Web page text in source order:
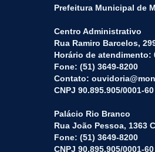
Prefeitura Municipal de
Centro Administrativo
Rua Ramiro Barcelos,
Horário de atendimento:
Fone: (51) 3649-8200
Contato:
CNPJ 90.895.905/0001-60
Palácio Rio Branco
Rua João Pessoa, 1363
Fone: (51) 3649-8200
CNPJ 90.895.905/0001-60